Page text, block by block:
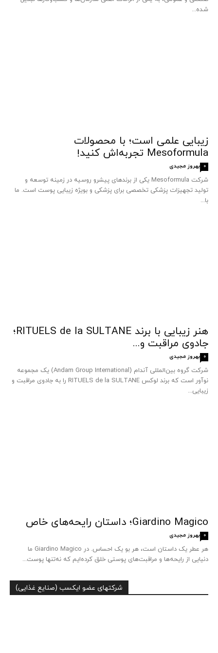
شده...
زیبایی علمی است؛ با محصولات
Mesoformula تجربه‌اش کنید!
بهروز مجیدی 0
شرکت Mesoformula یکی از برندهای پیشرو روسیه در زمینه توسعه و
تولید تجهیزات پزشکی تخصصی برای پزشکی و بویژه زیبایی پوست است. ما
با...
هنر زیبایی با برند RITUELS de la SULTANE؛
جادوی مراقبت و...
بهروز مجیدی 0
شرکت گروه بین‌المللی آندام (Andam Group International) یک مجموعه
نوآور است که برند لوکس RITUELS de la SULTANE را به جادوی مراقبت و
زیبایی...
Giardino Magico؛ داستان رایحه‌های خاص
بهروز مجیدی 0
هر عطر یک داستان است، هر بو یک احساس. در Giardino Magico ما
دنیایی از رایحه‌ها و مراقبت‌های پوستی خلق کرده‌ایم که نه‌تنها پوست...
شرکتهای عضو ایکسب (صنایع غذایی)